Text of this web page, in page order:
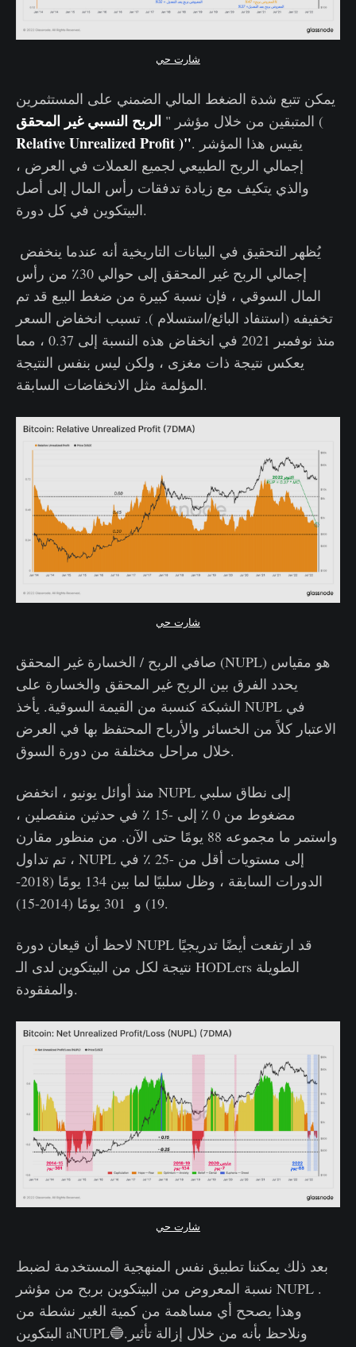
شارت حي
يمكن تتبع شدة الضغط المالي الضمني على المستثمرين
المتبقين من خلال مؤشر " الربح النسبي غير المحقق (
Relative Unrealized Profit )". يقيس هذا المؤشر
إجمالي الربح الطبيعي لجميع العملات في العرض ،
والذي يتكيف مع زيادة تدفقات رأس المال إلى أصل
البيتكوين في كل دورة.
يُظهر التحقيق في البيانات التاريخية أنه عندما ينخفض ​​
إجمالي الربح غير المحقق إلى حوالي 30٪ من رأس
المال السوقي ، فإن نسبة كبيرة من ضغط البيع قد تم
تخفيفه (استنفاد البائع/استسلام ). تسبب انخفاض السعر
منذ نوفمبر 2021 في انخفاض هذه النسبة إلى 0.37 ، مما
يعكس نتيجة ذات مغزى ، ولكن ليس بنفس النتيجة
المؤلمة مثل الانخفاضات السابقة.
شارت حي
صافي الربح / الخسارة غير المحقق (NUPL) هو مقياس
يحدد الفرق بين الربح غير المحقق والخسارة على
الشبكة كنسبة من القيمة السوقية. يأخذ NUPL في
الاعتبار كلاً من الخسائر والأرباح المحتفظ بها في العرض
خلال مراحل مختلفة من دورة السوق.
منذ أوائل يونيو ، انخفض NUPL إلى نطاق سلبي
مضغوط من 0 ٪ إلى -15 ٪ في حدثين منفصلين ،
واستمر ما مجموعه 88 يومًا حتى الآن. من منظور مقارن
، تم تداول NUPL إلى مستويات أقل من -25 ٪ في
الدورات السابقة ، وظل سلبيًا لما بين 134 يومًا (2018-
19) و 301 يومًا (2014-15).
لاحظ أن قيعان دورة NUPL قد ارتفعت أيضًا تدريجيًا
نتيجة لكل من البيتكوين لدى الـ HODLers الطويلة
والمفقودة.
شارت حي
بعد ذلك يمكننا تطبيق نفس المنهجية المستخدمة لضبط
نسبة المعروض من البيتكوين بربح من مؤشر NUPL .
وهذا يصحح أي مساهمة من كمية الغير نشطة من
البتكوين aNUPL🔵.ونلاحظ بأنه من خلال إزالة تأثير